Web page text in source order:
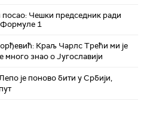
Чешки председник ради
Формуле 1
Краљ Чарлс Трећи ми је
много знао о Југославији
је поново бити у Србији,